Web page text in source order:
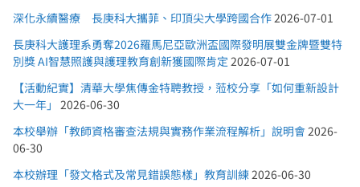
深化永續醫療 長庚科大攜菲、印頂尖大學跨國合作2026-07-01
長庚科大護理系勇奪2026羅馬尼亞歐洲盃國際發明展雙金牌暨雙特
別獎 AI智慧照護與護理教育創新獲國際肯定 2026-07-01
【活動紀實】清華大學焦傳金特聘教授，蒞校分享「如何重新設計
大一年」 2026-06-30
本校舉辦「教師資格審查法規與實務作業流程解析」說明會2026-
06-30
本校辦理「發文格式及常見錯誤態樣」教育訓練2026-06-30